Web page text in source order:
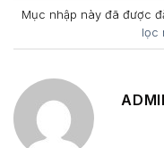
Mục nhập này đã được
lọc